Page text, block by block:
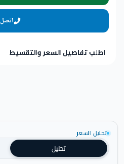
اتصل
اطلب تفاصيل السعر والتقسيط
تحليل السعر
تحليل